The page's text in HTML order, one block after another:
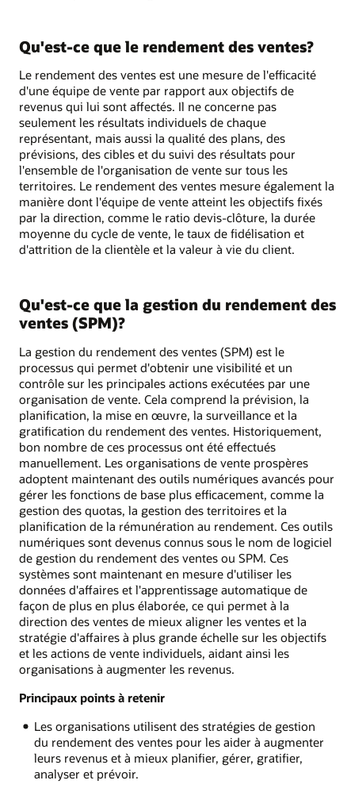
Qu'est-ce que le rendement des ventes?
Le rendement des ventes est une mesure de l'efficacité
d'une équipe de vente par rapport aux objectifs de
revenus qui lui sont affectés. Il ne concerne pas
seulement les résultats individuels de chaque
représentant, mais aussi la qualité des plans, des
prévisions, des cibles et du suivi des résultats pour
l'ensemble de l'organisation de vente sur tous les
territoires. Le rendement des ventes mesure également la
manière dont l'équipe de vente atteint les objectifs fixés
par la direction, comme le ratio devis-clôture, la durée
moyenne du cycle de vente, le taux de fidélisation et
d'attrition de la clientèle et la valeur à vie du client.
Qu'est-ce que la gestion du rendement des
ventes (SPM)?
La gestion du rendement des ventes (SPM) est le
processus qui permet d'obtenir une visibilité et un
contrôle sur les principales actions exécutées par une
organisation de vente. Cela comprend la prévision, la
planification, la mise en œuvre, la surveillance et la
gratification du rendement des ventes. Historiquement,
bon nombre de ces processus ont été effectués
manuellement. Les organisations de vente prospères
adoptent maintenant des outils numériques avancés pour
gérer les fonctions de base plus efficacement, comme la
gestion des quotas, la gestion des territoires et la
planification de la rémunération au rendement. Ces outils
numériques sont devenus connus sous le nom de logiciel
de gestion du rendement des ventes ou SPM. Ces
systèmes sont maintenant en mesure d'utiliser les
données d'affaires et l'apprentissage automatique de
façon de plus en plus élaborée, ce qui permet à la
direction des ventes de mieux aligner les ventes et la
stratégie d'affaires à plus grande échelle sur les objectifs
et les actions de vente individuels, aidant ainsi les
organisations à augmenter les revenus.
Principaux points à retenir
Les organisations utilisent des stratégies de gestion
du rendement des ventes pour les aider à augmenter
leurs revenus et à mieux planifier, gérer, gratifier,
analyser et prévoir.